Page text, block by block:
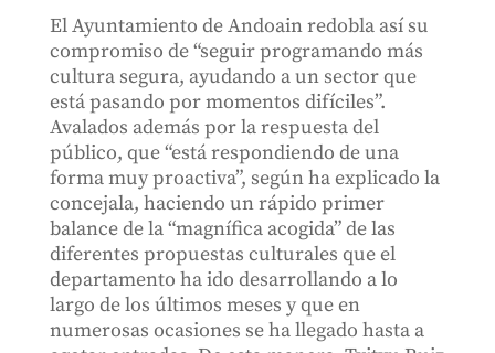
El Ayuntamiento de Andoain redobla así su
compromiso de “seguir programando más
cultura segura, ayudando a un sector que
está pasando por momentos difíciles”.
Avalados además por la respuesta del
público, que “está respondiendo de una
forma muy proactiva”, según ha explicado la
concejala, haciendo un rápido primer
balance de la “magnífica acogida” de las
diferentes propuestas culturales que el
departamento ha ido desarrollando a lo
largo de los últimos meses y que en
numerosas ocasiones se ha llegado hasta a